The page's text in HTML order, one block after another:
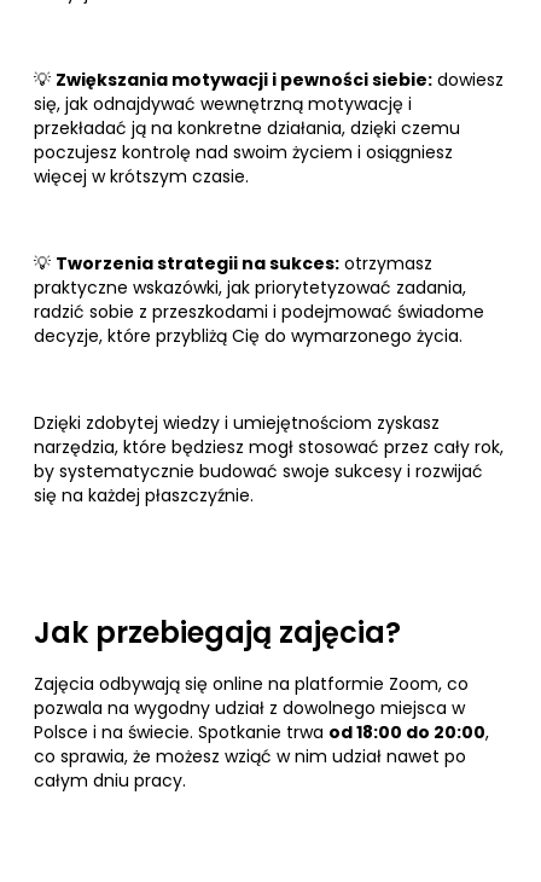
💡 Zwiększania motywacji i pewności siebie: dowiesz
się, jak odnajdywać wewnętrzną motywację i
przekładać ją na konkretne działania, dzięki czemu
poczujesz kontrolę nad swoim życiem i osiągniesz
więcej w krótszym czasie.
💡 Tworzenia strategii na sukces: otrzymasz
praktyczne wskazówki, jak priorytetyzować zadania,
radzić sobie z przeszkodami i podejmować świadome
decyzje, które przybliżą Cię do wymarzonego życia.
Dzięki zdobytej wiedzy i umiejętnościom zyskasz
narzędzia, które będziesz mogł stosować przez cały rok,
by systematycznie budować swoje sukcesy i rozwijać
się na każdej płaszczyźnie.
Jak przebiegają zajęcia?
Zajęcia odbywają się online na platformie Zoom, co
pozwala na wygodny udział z dowolnego miejsca w
Polsce i na świecie. Spotkanie trwa od 18:00 do 20:00,
co sprawia, że możesz wziąć w nim udział nawet po
całym dniu pracy.